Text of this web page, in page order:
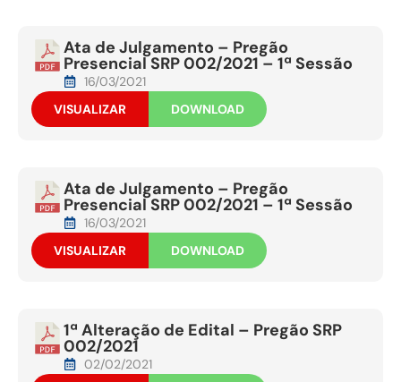
Ata de Julgamento – Pregão
Presencial SRP 002/2021 – 1ª Sessão
16/03/2021
VISUALIZAR
DOWNLOAD
Ata de Julgamento – Pregão
Presencial SRP 002/2021 – 1ª Sessão
16/03/2021
VISUALIZAR
DOWNLOAD
1ª Alteração de Edital – Pregão SRP
002/2021
02/02/2021